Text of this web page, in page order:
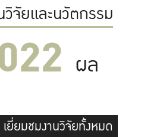
วิจัยและนวัตกรรม
ผล
เยี่ยมชมงานวิจัยทั้งหมด